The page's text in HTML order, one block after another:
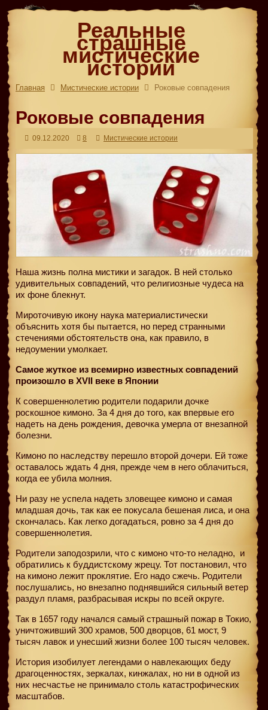
Реальные
страшные
мистические
истории
Главная Мистические истории Роковые совпадения
Роковые совпадения
09.12.2020 8 Мистические истории
Наша жизнь полна мистики и загадок. В ней столько
удивительных совпадений, что религиозные чудеса на
их фоне блекнут.
Мироточивую икону наука материалистически
объяснить хотя бы пытается, но перед странными
стечениями обстоятельств она, как правило, в
недоумении умолкает.
Самое жуткое из всемирно известных совпадений
произошло в ХVII веке в Японии
К совершеннолетию родители подарили дочке
роскошное кимоно. За 4 дня до того, как впервые его
надеть на день рождения, девочка умерла от внезапной
болезни.
Кимоно по наследству перешло второй дочери. Ей тоже
оставалось ждать 4 дня, прежде чем в него облачиться,
когда ее убила молния.
Ни разу не успела надеть зловещее кимоно и самая
младшая дочь, так как ее покусала бешеная лиса, и она
скончалась. Как легко догадаться, ровно за 4 дня до
совершеннолетия.
Родители заподозрили, что с кимоно что-то неладно, и
обратились к буддистскому жрецу. Тот постановил, что
на кимоно лежит проклятие. Его надо сжечь. Родители
послушались, но внезапно поднявшийся сильный ветер
раздул пламя, разбрасывая искры по всей округе.
Так в 1657 году начался самый страшный пожар в Токио,
уничтоживший 300 храмов, 500 дворцов, 61 мост, 9
тысяч лавок и унесший жизни более 100 тысяч человек.
История изобилует легендами о навлекающих беду
драгоценностях, зеркалах, кинжалах, но ни в одной из
них несчастье не принимало столь катастрофических
масштабов.